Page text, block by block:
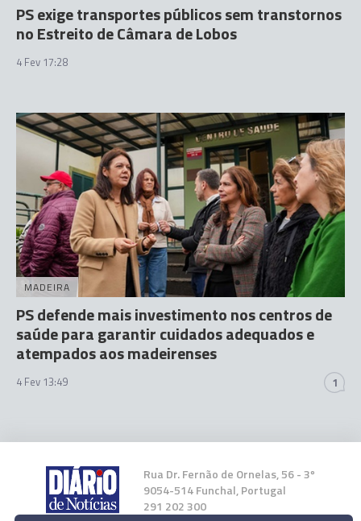
PS exige transportes públicos sem transtornos
no Estreito de Câmara de Lobos
4 Fev 17:28
MADEIRA
PS defende mais investimento nos centros de
saúde para garantir cuidados adequados e
atempados aos madeirenses
4 Fev 13:49 1
Rua Dr. Fernão de Ornelas, 56 - 3º
9054-514 Funchal, Portugal
291 202 300